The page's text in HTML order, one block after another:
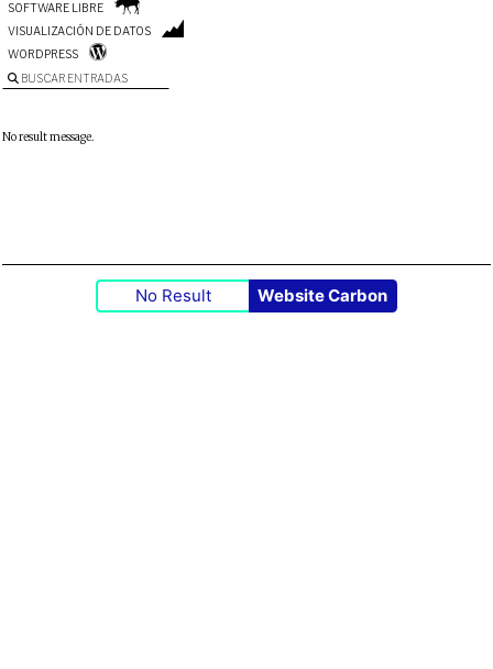
SOFTWARE LIBRE
VISUALIZACIÓN DE DATOS
WORDPRESS
BUSCAR ENTRADAS
No result message.
No Result Website Carbon